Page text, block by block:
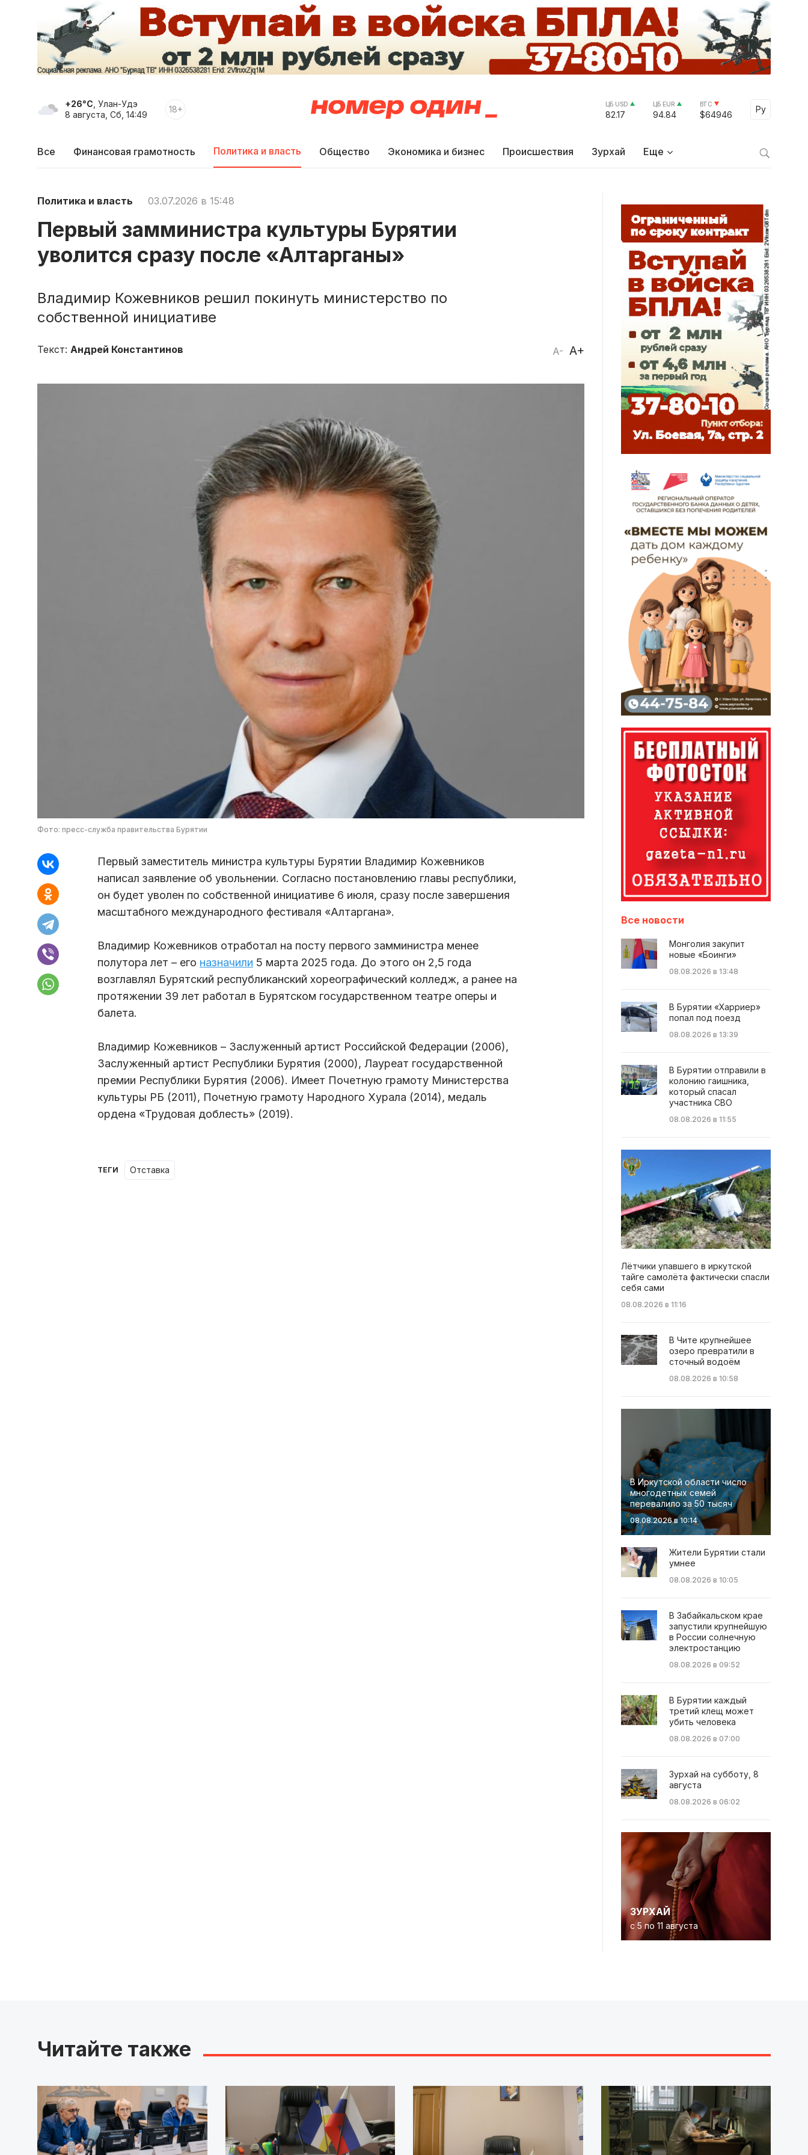
+26°C , Улан-Удэ
8 августа, Сб, 14:49
18+ ЦБ USD
82.17
ЦБ EUR
94.84
BTC
$64946
Ру
Select
Все Финансовая грамотность Политика и власть Общество Экономика и бизнес Происшествия Зурхай Еще
Политика и власть 03.07.2026 в 15:48
Первый замминистра культуры Бурятии
уволится сразу после «Алтарганы»
Владимир Кожевников решил покинуть министерство по
собственной инициативе
A- A+
Текст: Андрей Константинов
Фото: пресс-служба правительства Бурятии
Первый заместитель министра культуры Бурятии Владимир Кожевников
написал заявление об увольнении. Согласно постановлению главы республики,
он будет уволен по собственной инициативе 6 июля, сразу после завершения
масштабного международного фестиваля «Алтаргана».
Владимир Кожевников отработал на посту первого замминистра менее
полутора лет – его назначили 5 марта 2025 года. До этого он 2,5 года
возглавлял Бурятский республиканский хореографический колледж, а ранее на
протяжении 39 лет работал в Бурятском государственном театре оперы и
балета.
Владимир Кожевников – Заслуженный артист Российской Федерации (2006),
Заслуженный артист Республики Бурятия (2000), Лауреат государственной
премии Республики Бурятия (2006). Имеет Почетную грамоту Министерства
культуры РБ (2011), Почетную грамоту Народного Хурала (2014), медаль
ордена «Трудовая доблесть» (2019).
ТЕГИ отставка
Все новости
Монголия закупит
новые «Боинги»
08.08.2026 в 13:48
В Бурятии «Харриер»
попал под поезд
08.08.2026 в 13:39
В Бурятии отправили в
колонию гаишника,
который спасал
участника СВО
08.08.2026 в 11:55
Лётчики упавшего в иркутской
тайге самолёта фактически спасли
себя сами
08.08.2026 в 11:16
В Чите крупнейшее
озеро превратили в
сточный водоём
08.08.2026 в 10:58
В Иркутской области число
многодетных семей
перевалило за 50 тысяч
08.08.2026 в 10:14
Жители Бурятии стали
умнее
08.08.2026 в 10:05
В Забайкальском крае
запустили крупнейшую
в России солнечную
электростанцию
08.08.2026 в 09:52
В Бурятии каждый
третий клещ может
убить человека
08.08.2026 в 07:00
Зурхай на субботу, 8
августа
08.08.2026 в 06:02
ЗУРХАЙ
с 5 по 11 августа
Читайте также